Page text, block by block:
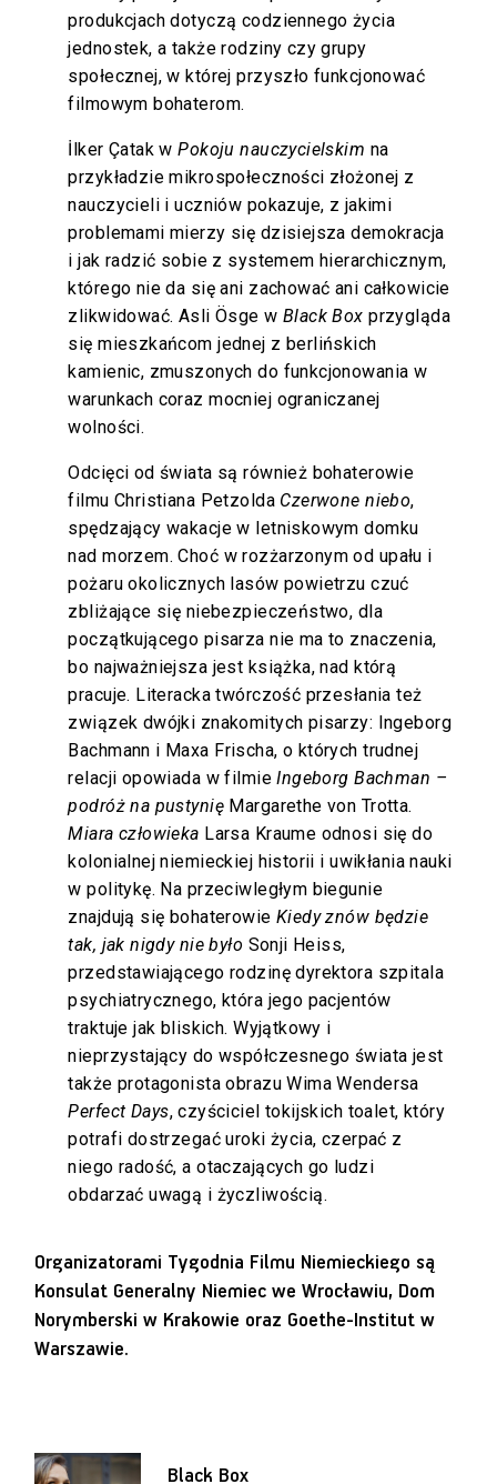
produkcjach dotyczą codziennego życia
jednostek, a także rodziny czy grupy
społecznej, w której przyszło funkcjonować
filmowym bohaterom.
İlker Çatak wPokoju nauczycielskim na
przykładzie mikrospołeczności złożonej z
nauczycieli i uczniów pokazuje, z jakimi
problemami mierzy się dzisiejsza demokracja
i jak radzić sobie z systemem hierarchicznym,
którego nie da się ani zachować ani całkowicie
zlikwidować. Asli Ösge w Black Box przygląda
się mieszkańcom jednej z berlińskich
kamienic, zmuszonych do funkcjonowania w
warunkach coraz mocniej ograniczanej
wolności.
Odcięci od świata są również bohaterowie
filmu Christiana Petzolda Czerwone niebo,
spędzający wakacje w letniskowym domku
nad morzem. Choć w rozżarzonym od upału i
pożaru okolicznych lasów powietrzu czuć
zbliżające się niebezpieczeństwo, dla
początkującego pisarza nie ma to znaczenia,
bo najważniejsza jest książka, nad którą
pracuje. Literacka twórczość przesłania też
związek dwójki znakomitych pisarzy: Ingeborg
Bachmann i Maxa Frischa, o których trudnej
relacji opowiada w filmieIngeborg Bachman –
podróż na pustynię Margarethe von Trotta.
Miara człowieka Larsa Kraume odnosi się do
kolonialnej niemieckiej historii i uwikłania nauki
w politykę. Na przeciwległym biegunie
znajdują się bohaterowie Kiedy znów będzie
tak, jak nigdy nie było Sonji Heiss,
przedstawiającego rodzinę dyrektora szpitala
psychiatrycznego, która jego pacjentów
traktuje jak bliskich. Wyjątkowy i
nieprzystający do współczesnego świata jest
także protagonista obrazu Wima Wendersa
Perfect Days, czyściciel tokijskich toalet, który
potrafi dostrzegać uroki życia, czerpać z
niego radość, a otaczających go ludzi
obdarzać uwagą i życzliwością.
Organizatorami Tygodnia Filmu Niemieckiego są
Konsulat Generalny Niemiec we Wrocławiu, Dom
Norymberski w Krakowie oraz Goethe-Institut w
Warszawie.
Black Box